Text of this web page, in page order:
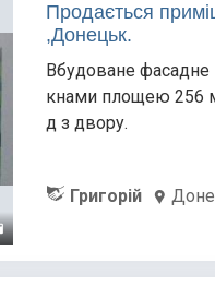
Продається
,Донецьк.
Вбудоване фасадне
кнами площею 256
д з двору.
Григорій